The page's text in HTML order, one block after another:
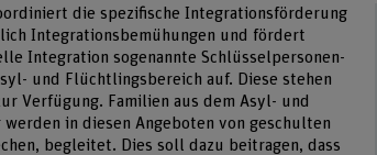
die spezifische Integrationsförderung
Integrationsbemühungen und fördert
Integration sogenannte Schlüsselpersonen-
und Flüchtlingsbereich auf. Diese stehen
Verfügung. Familien aus dem Asyl- und
in diesen Angeboten von geschulten
begleitet. Dies soll dazu beitragen, dass